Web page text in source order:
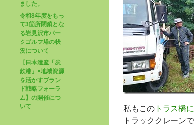
私もこの トラス橋
トラッククレーン
ました。
令和8年度をもっ
て3箇所閉鎖とな
る岩見沢市パー
クゴルフ場の状
況について
【日本遺産「炭
鉄港」×地域資源
を活かすブラン
ド戦略フォーラ
ム】の開催につ
いて